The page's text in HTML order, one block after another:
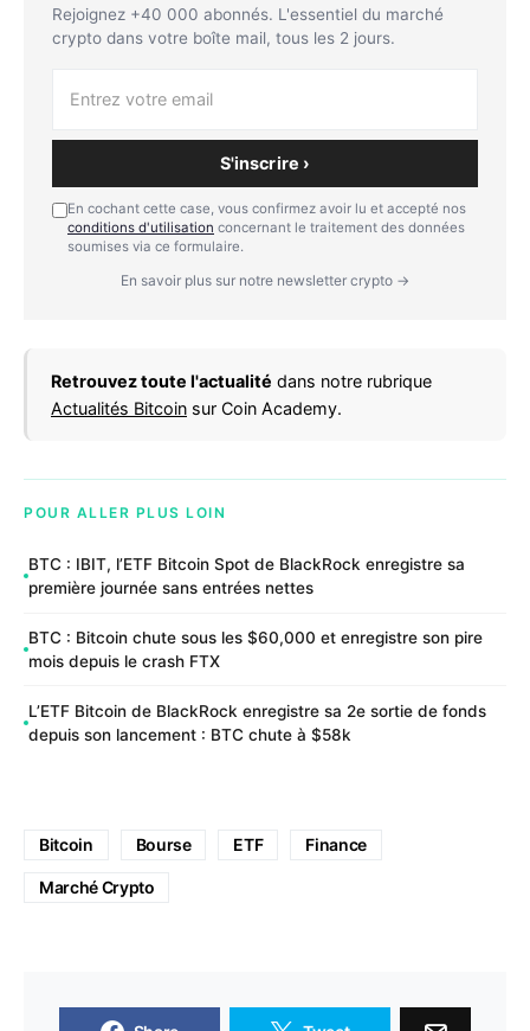
Rejoignez +40 000 abonnés. L'essentiel du marché
crypto dans votre boîte mail, tous les 2 jours.
S'inscrire ›
En cochant cette case, vous confirmez avoir lu et accepté nos
conditions d'utilisation concernant le traitement des données
soumises via ce formulaire.
En savoir plus sur notre newsletter crypto →
Retrouvez toute l'actualité dans notre rubrique
Actualités Bitcoin sur Coin Academy.
POUR ALLER PLUS LOIN
BTC : IBIT, l’ETF Bitcoin Spot de BlackRock enregistre sa
première journée sans entrées nettes
BTC : Bitcoin chute sous les $60,000 et enregistre son pire
mois depuis le crash FTX
L’ETF Bitcoin de BlackRock enregistre sa 2e sortie de fonds
depuis son lancement : BTC chute à $58k
Bitcoin Bourse ETF Finance
Marché Crypto